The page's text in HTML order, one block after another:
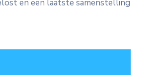
en een laatste samenstelling